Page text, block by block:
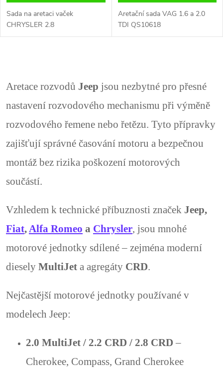
Sada na aretaci vaček
CHRYSLER 2.8
Aretační sada VAG 1.6 a 2.0
TDI QS10618
v
l
á
d
a
c
í
p
r
v
k
Aretace rozvodů Jeep jsou nezbytné pro přesné
nastavení rozvodového mechanismu při výměně
rozvodového řemene nebo řetězu. Tyto přípravky
zajišťují správné časování motoru a bezpečnou
montáž bez rizika poškození motorových
součástí.
Vzhledem k technické příbuznosti značek Jeep,
Fiat,Alfa Romeo a Chrysler, jsou mnohé
motorové jednotky sdílené – zejména moderní
diesely MultiJet a agregáty CRD.
Nejčastější motorové jednotky používané v
modelech Jeep:
2.0 MultiJet / 2.2 CRD / 2.8 CRD –
Cherokee, Compass, Grand Cherokee